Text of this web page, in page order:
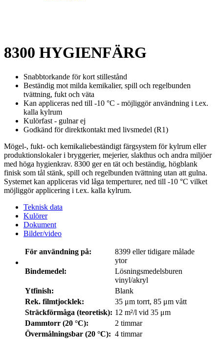
8300 HYGIENFÄRG
Snabbtorkande för kort stillestånd
Beständig mot milda kemikalier, spill och regelbunden
tvättning, fukt och väta
Kan appliceras ned till -10 °C - möjliggör användning i t.ex.
kalla kylrum
Kulörfast - gulnar ej
Godkänd för direktkontakt med livsmedel (R1)
Mögel-, fukt- och kemikaliebeständigt färgsystem för kylrum eller
produktionslokaler i bryggerier, mejerier, slakthus och andra miljöer
med höga hygienkrav. 8300 ger en tät och beständig, högblank
finisk som tål stänk, spill och regelbunden tvättning utan att gulna.
Systemet kan appliceras vid låga temperturer, ned till -10 °C vilket
möjliggör applicering i t.ex. kalla kylrum.
Teknisk data
Kulörer
Dokument
Bilder/video
För användning på:
8399 eller tidigare målade
ytor
Bindemedel:
Lösningsmedelsburen
vinyl/akryl
Ytfinish:
Blank
Rek. filmtjocklek:
35 μm torrt, 85 μm vått
Sträckförmåga (teoretisk): 12 m²/l vid 35 μm
Dammtorr (20 °C):
2 timmar
Övermålningsbar (20 °C): 4 timmar